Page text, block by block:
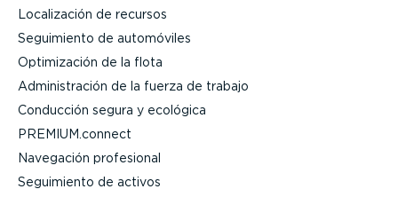
Locali­zación de recursos
Seguimiento de automóviles
Optimi­zación de la flota
Adminis­tración de la fuerza de trabajo
Conducción segura y ecológica
PREMIUM.connect
Navegación profesional
Seguimiento de activos